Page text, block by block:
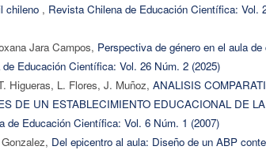
chileno , Revista Chilena de Educación Científica: Vol.
Jara Campos, Perspectiva de género en el aula
Educación Científica: Vol. 26 Núm. 2 (2025)
Higueras, L. Flores, J. Muñoz, ANALISIS
DE UN ESTABLECIMIENTO EDUCACIONAL DE
de Educación Científica: Vol. 6 Núm. 1 (2007)
Del epicentro al aula: Diseño de un ABP